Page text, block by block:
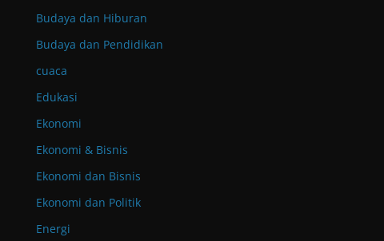
Budaya dan Hiburan
Budaya dan Pendidikan
cuaca
Edukasi
Ekonomi
Ekonomi & Bisnis
Ekonomi dan Bisnis
Ekonomi dan Politik
Energi